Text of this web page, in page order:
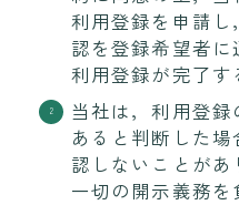
利用登録を申請
認を登録希望者に
利用登録が完了す
当社は，利用登
あると判断した
認しないことが
一切の開示義務を